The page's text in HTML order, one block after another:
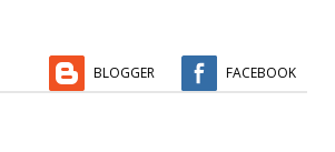
BLOGGER FACEBOOK